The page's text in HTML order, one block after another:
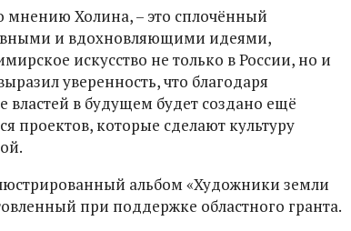
мнению Холина, – это сплочённый
и вдохновляющими идеями,
искусство не только в России, но и
уверенность, что благодаря
властей в будущем будет создано ещё
проектов, которые сделают культуру
альбом «Художники земли
при поддержке областного гранта.